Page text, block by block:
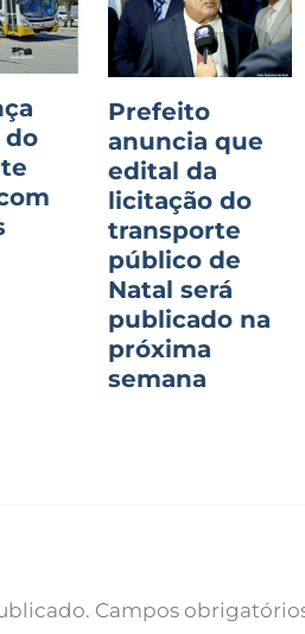
do
Prefeito
anuncia que
edital da
licitação do
transporte
público de
Natal será
publicado na
próxima
semana
Campos